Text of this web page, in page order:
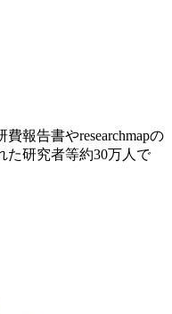
報告書やresearchmapの
た研究者等約30万人で